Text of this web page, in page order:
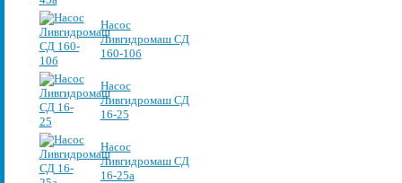
Насос
Ливгидромаш СД
160-10б
Насос
Ливгидромаш СД
16-25
Насос
Ливгидромаш СД
16-25а